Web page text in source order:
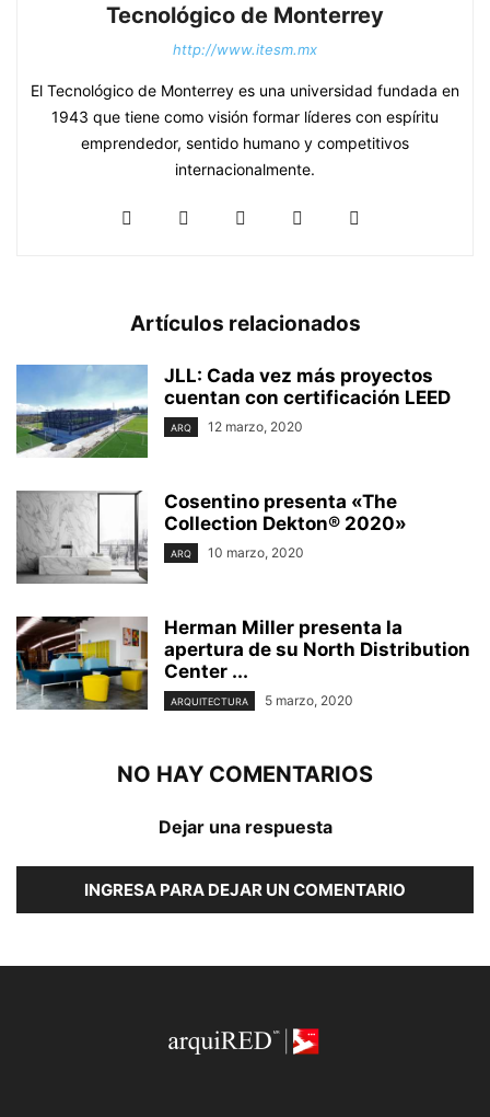
Tecnológico de Monterrey
http://www.itesm.mx
El Tecnológico de Monterrey es una universidad fundada en
1943 que tiene como visión formar líderes con espíritu
emprendedor, sentido humano y competitivos
internacionalmente.
Artículos relacionados
JLL: Cada vez más proyectos
cuentan con certificación LEED
ARQ 12 marzo, 2020
Cosentino presenta «The
Collection Dekton® 2020»
ARQ 10 marzo, 2020
Herman Miller presenta la
apertura de su North Distribution
Center ...
ARQUITECTURA 5 marzo, 2020
NO HAY COMENTARIOS
Dejar una respuesta
INGRESA PARA DEJAR UN COMENTARIO